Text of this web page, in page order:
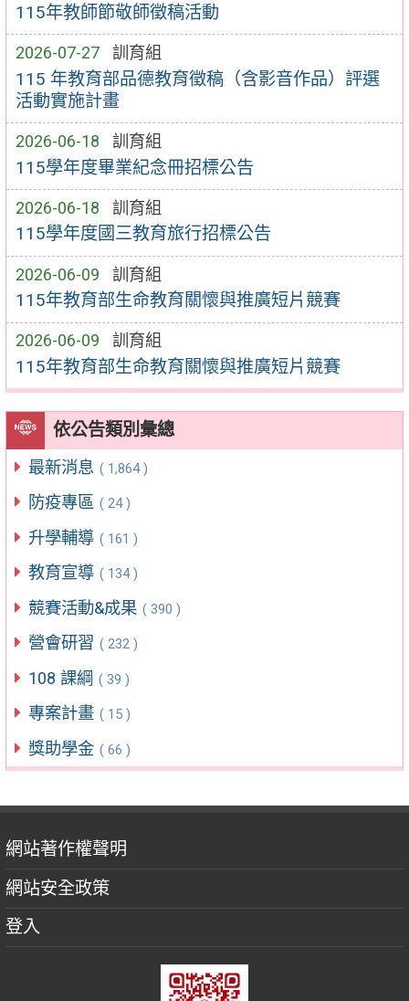
115年教師節敬師徵稿活動
2026-07-27 訓育組
115 年教育部品德教育徵稿（含影音作品）評選
活動實施計畫
2026-06-18 訓育組
115學年度畢業紀念冊招標公告
2026-06-18 訓育組
115學年度國三教育旅行招標公告
2026-06-09 訓育組
115年教育部生命教育關懷與推廣短片競賽
2026-06-09 訓育組
115年教育部生命教育關懷與推廣短片競賽
依公告類別彙總
最新消息 ( 1,864 )
防疫專區 ( 24 )
升學輔導 ( 161 )
教育宣導 ( 134 )
競賽活動&成果 ( 390 )
營會研習 ( 232 )
108 課綱 ( 39 )
專案計畫 ( 15 )
獎助學金 ( 66 )
網站著作權聲明
網站安全政策
登入